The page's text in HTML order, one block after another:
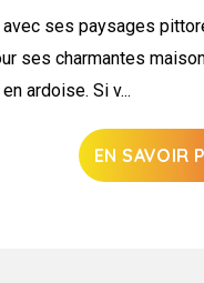
avec ses paysages
ses charmantes
ardoise. Si v...
EN SAVOIR